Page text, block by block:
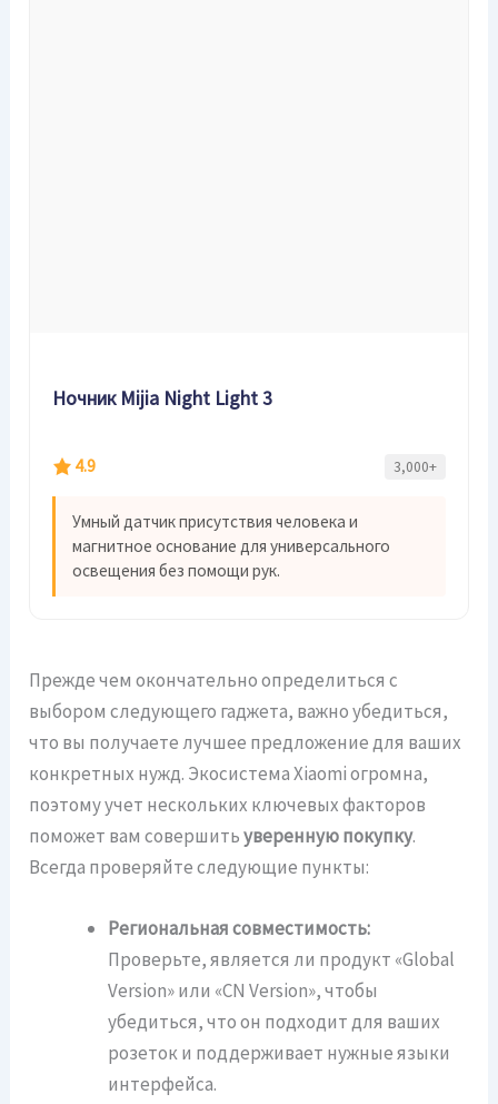
Ночник Mijia Night Light 3
4.9 3,000+
Умный датчик присутствия человека и
магнитное основание для универсального
освещения без помощи рук.
Прежде чем окончательно определиться с
выбором следующего гаджета, важно убедиться,
что вы получаете лучшее предложение для ваших
конкретных нужд. Экосистема Xiaomi огромна,
поэтому учет нескольких ключевых факторов
поможет вам совершитьуверенную покупку.
Всегда проверяйте следующие пункты:
Региональная совместимость:
Проверьте, является ли продукт «Global
Version» или «CN Version», чтобы
убедиться, что он подходит для ваших
розеток и поддерживает нужные языки
интерфейса.